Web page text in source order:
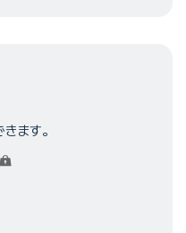
ます。
ログイン）